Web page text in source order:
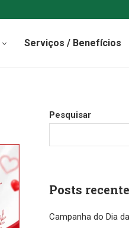
Serviços / Benefícios
Pesquisar
Posts
Campanha do Dia